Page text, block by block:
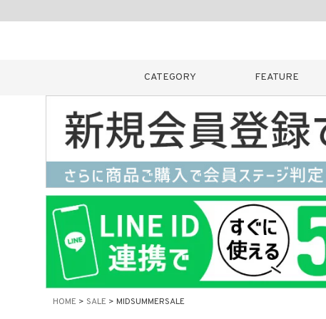
CATEGORY FEATURE
キーワード
販売タイプ
新着
カラー
HOME SALE MIDSUMMERSALE